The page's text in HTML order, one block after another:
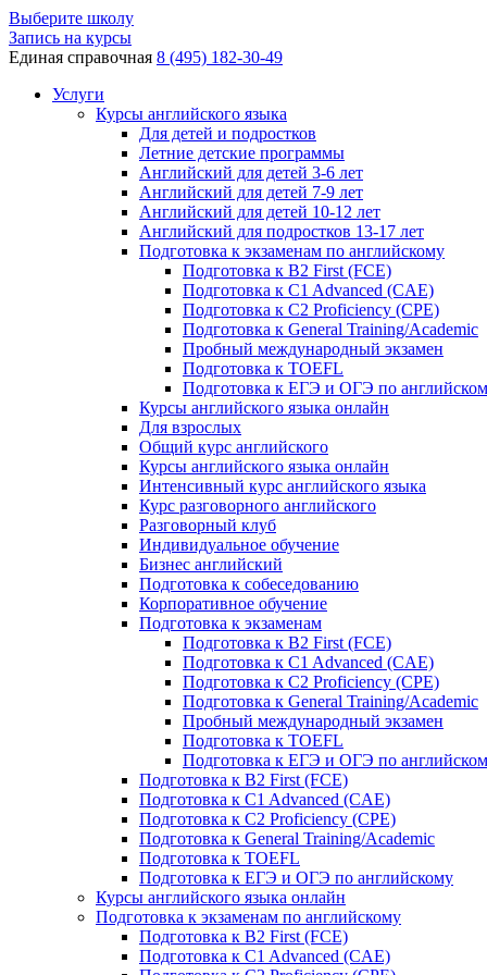
Выберите школу
Запись на курсы
Единая справочная 8 (495) 182-30-49
Услуги
Курсы английского языка
Для детей и подростков
Летние детские программы
Английский для детей 3-6 лет
Английский для детей 7-9 лет
Английский для детей 10-12 лет
Английский для подростков 13-17 лет
Подготовка к экзаменам по английскому
Подготовка к B2 First (FCE)
Подготовка к C1 Advanced (CAE)
Подготовка к C2 Proficiency (CPE)
Подготовка к General Training/Academic
Пробный международный экзамен
Подготовка к TOEFL
Подготовка к ЕГЭ и ОГЭ по
Курсы английского языка онлайн
Для взрослых
Общий курс английского
Курсы английского языка онлайн
Интенсивный курс английского языка
Курс разговорного английского
Разговорный клуб
Индивидуальное обучение
Бизнес английский
Подготовка к собеседованию
Корпоративное обучение
Подготовка к экзаменам
Подготовка к B2 First (FCE)
Подготовка к C1 Advanced (CAE)
Подготовка к C2 Proficiency (CPE)
Подготовка к General Training/Academic
Пробный международный экзамен
Подготовка к TOEFL
Подготовка к ЕГЭ и ОГЭ по
Подготовка к B2 First (FCE)
Подготовка к C1 Advanced (CAE)
Подготовка к C2 Proficiency (CPE)
Подготовка к General Training/Academic
Подготовка к TOEFL
Подготовка к ЕГЭ и ОГЭ по английскому
Курсы английского языка онлайн
Подготовка к экзаменам по английскому
Подготовка к B2 First (FCE)
Подготовка к C1 Advanced (CAE)